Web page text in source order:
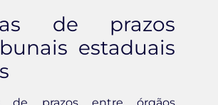
de prazos
estaduais